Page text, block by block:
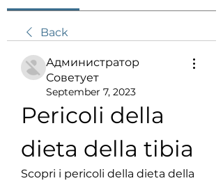
Back
Администратор
Советует
September 7, 2023
Pericoli della
dieta della tibia
Scopri i pericoli della dieta della